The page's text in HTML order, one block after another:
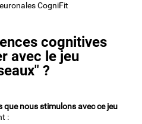
CogniFit
cognitives
avec le jeu
?
nous stimulons avec ce jeu
: